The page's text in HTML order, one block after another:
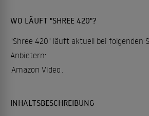
WO LÄUFT "SHREE 420"?
"Shree 420" läuft aktuell bei folgenden
Anbietern:
Amazon Video .
INHALTSBESCHREIBUNG